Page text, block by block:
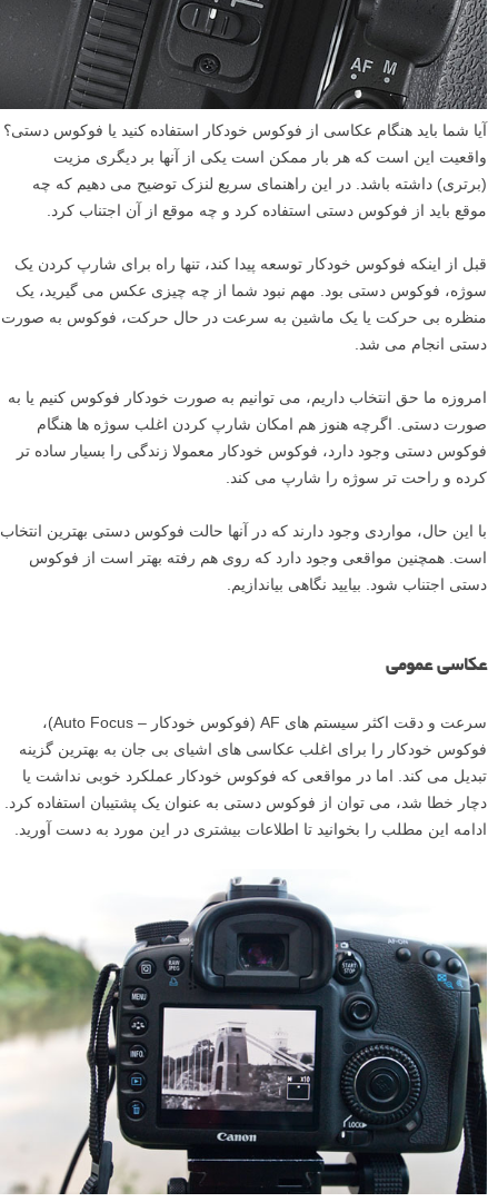
آیا شما باید هنگام عکاسی از فوکوس خودکار استفاده کنید یا فوکوس دستی؟
واقعیت این است که هر بار ممکن است یکی از آنها بر دیگری مزیت
(برتری) داشته باشد. در این راهنمای سریع لنزک توضیح می دهیم که چه
موقع باید از فوکوس دستی استفاده کرد و چه موقع از آن اجتناب کرد.
قبل از اینکه فوکوس خودکار توسعه پیدا کند، تنها راه برای شارپ کردن یک
سوژه، فوکوس دستی بود. مهم نبود شما از چه چیزی عکس می گیرید، یک
منظره بی حرکت یا یک ماشین به سرعت در حال حرکت، فوکوس به صورت
دستی انجام می شد.
امروزه ما حق انتخاب داریم، می توانیم به صورت خودکار فوکوس کنیم یا به
صورت دستی. اگرچه هنوز هم امکان شارپ کردن اغلب سوژه ها هنگام
فوکوس دستی وجود دارد، فوکوس خودکار معمولا زندگی را بسیار ساده تر
کرده و راحت تر سوژه را شارپ می کند.
با این حال، مواردی وجود دارند که در آنها حالت فوکوس دستی بهترین انتخاب
است. همچنین مواقعی وجود دارد که روی هم رفته بهتر است از فوکوس
دستی اجتناب شود. بیایید نگاهی بیاندازیم.
عکاسی عمومی
سرعت و دقت اکثر سیستم های AF (فوکوس خودکار – Auto Focus)،
فوکوس خودکار را برای اغلب عکاسی های اشیای بی جان به بهترین گزینه
تبدیل می کند. اما در مواقعی که فوکوس خودکار عملکرد خوبی نداشت یا
دچار خطا شد، می توان از فوکوس دستی به عنوان یک پشتیبان استفاده کرد.
ادامه این مطلب را بخوانید تا اطلاعات بیشتری در این مورد به دست آورید.